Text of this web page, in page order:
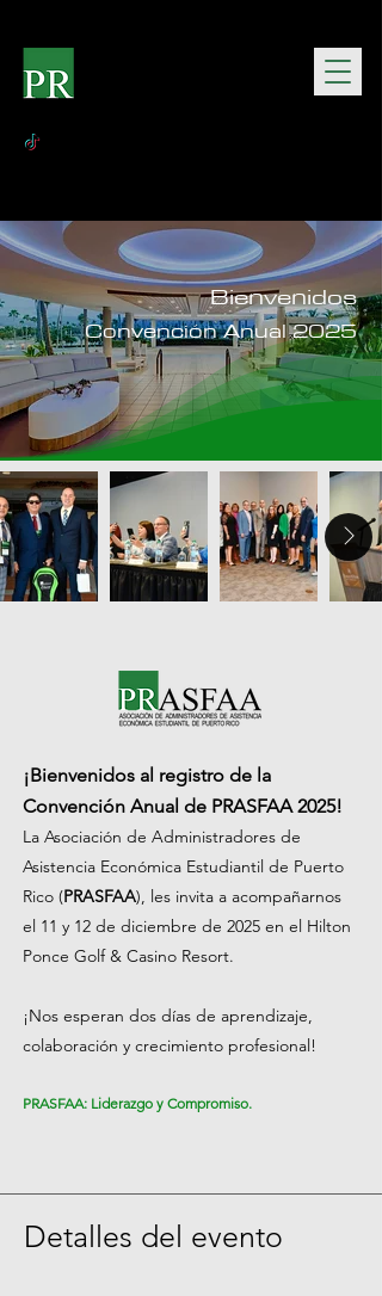
Convención Anual 2025
Bienvenidos
¡Bienvenidos al registro de la
Convención Anual de PRASFAA 2025!
La Asociación de Administradores de
Asistencia Económica Estudiantil de Puerto
Rico (PRASFAA), les invita a acompañarnos
el 11 y 12 de diciembre de 2025 en el Hilton
Ponce Golf & Casino Resort.
¡Nos esperan dos días de aprendizaje,
colaboración y crecimiento profesional!
PRASFAA: Liderazgo y Compromiso.
Detalles del evento